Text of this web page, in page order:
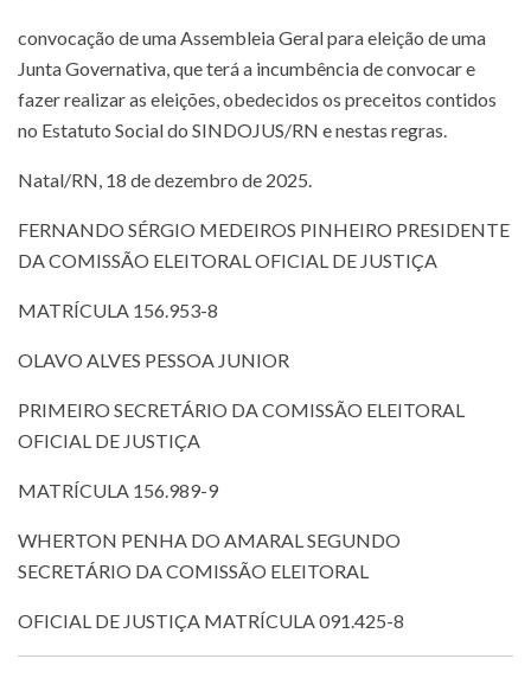
convocação de uma Assembleia Geral para eleição de uma
Junta Governativa, que terá a incumbência de convocar e
fazer realizar as eleições, obedecidos os preceitos contidos
no Estatuto Social do SINDOJUS/RN e nestas regras.
Natal/RN, 18 de dezembro de 2025.
FERNANDO SÉRGIO MEDEIROS PINHEIRO PRESIDENTE
DA COMISSÃO ELEITORAL OFICIAL DE JUSTIÇA
MATRÍCULA 156.953-8
OLAVO ALVES PESSOA JUNIOR
PRIMEIRO SECRETÁRIO DA COMISSÃO ELEITORAL
OFICIAL DE JUSTIÇA
MATRÍCULA 156.989-9
WHERTON PENHA DO AMARAL SEGUNDO
SECRETÁRIO DA COMISSÃO ELEITORAL
OFICIAL DE JUSTIÇA MATRÍCULA 091.425-8